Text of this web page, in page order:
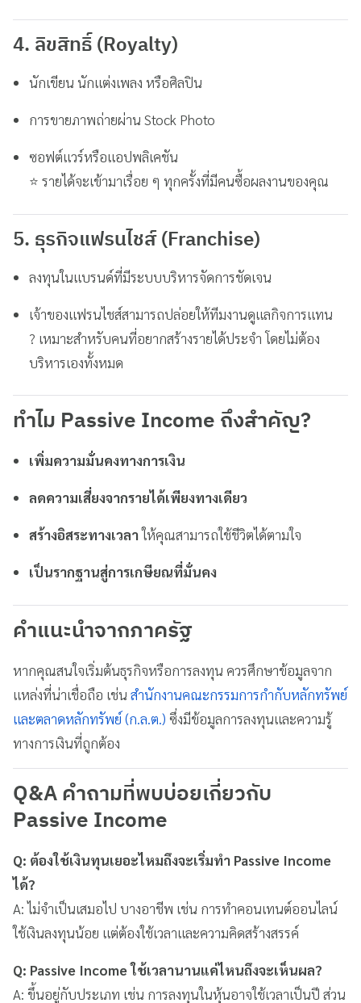
4. ลิขสิทธิ์ (Royalty)
นักเขียน นักแต่งเพลง หรือศิลปิน
การขายภาพถ่ายผ่าน Stock Photo
ซอฟต์แวร์หรือแอปพลิเคชัน
⭐ รายได้จะเข้ามาเรื่อย ๆ ทุกครั้งที่มีคนซื้อผลงานของคุณ
5. ธุรกิจแฟรนไชส์ (Franchise)
ลงทุนในแบรนด์ที่มีระบบบริหารจัดการชัดเจน
เจ้าของแฟรนไชส์สามารถปล่อยให้ทีมงานดูแลกิจการแทน
? เหมาะสำหรับคนที่อยากสร้างรายได้ประจำ โดยไม่ต้อง
บริหารเองทั้งหมด
ทำไม Passive Income ถึงสำคัญ?
เพิ่มความมั่นคงทางการเงิน
ลดความเสี่ยงจากรายได้เพียงทางเดียว
สร้างอิสระทางเวลาให้คุณสามารถใช้ชีวิตได้ตามใจ
เป็นรากฐานสู่การเกษียณที่มั่นคง
คำแนะนำจากภาครัฐ
หากคุณสนใจเริ่มต้นธุรกิจหรือการลงทุน ควรศึกษาข้อมูลจาก
แหล่งที่น่าเชื่อถือ เช่น สำนักงานคณะกรรมการกำกับหลักทรัพย์
และตลาดหลักทรัพย์ (ก.ล.ต.) ซึ่งมีข้อมูลการลงทุนและความรู้
ทางการเงินที่ถูกต้อง
Q&A คำถามที่พบบ่อยเกี่ยวกับ
Passive Income
Q: ต้องใช้เงินทุนเยอะไหมถึงจะเริ่มทำ Passive Income
ได้?
A: ไม่จำเป็นเสมอไป บางอาชีพ เช่น การทำคอนเทนต์ออนไลน์
ใช้เงินลงทุนน้อย แต่ต้องใช้เวลาและความคิดสร้างสรรค์
Q: Passive Income ใช้เวลานานแค่ไหนถึงจะเห็นผล?
A: ขึ้นอยู่กับประเภท เช่น การลงทุนในหุ้นอาจใช้เวลาเป็นปี ส่วน